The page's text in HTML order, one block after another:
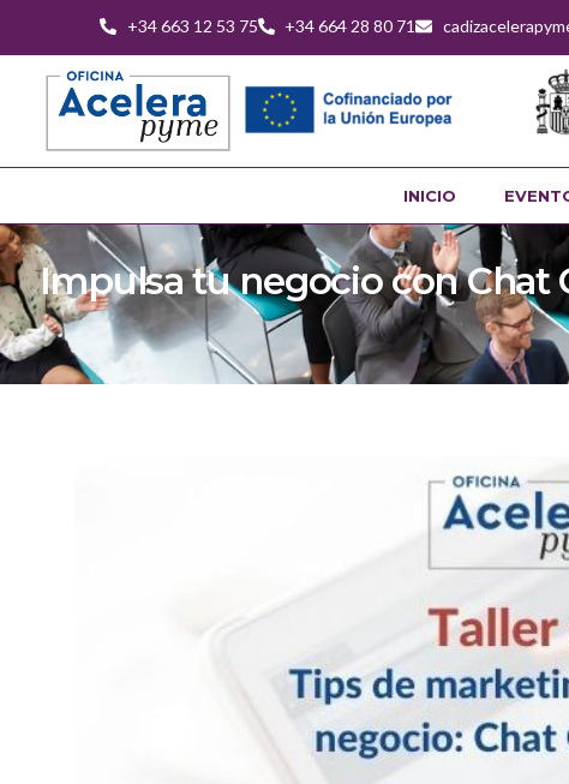
+34 663 12 53 75 +34 664 28 80 71
INICIO
Impulsa tu negocio con Chat